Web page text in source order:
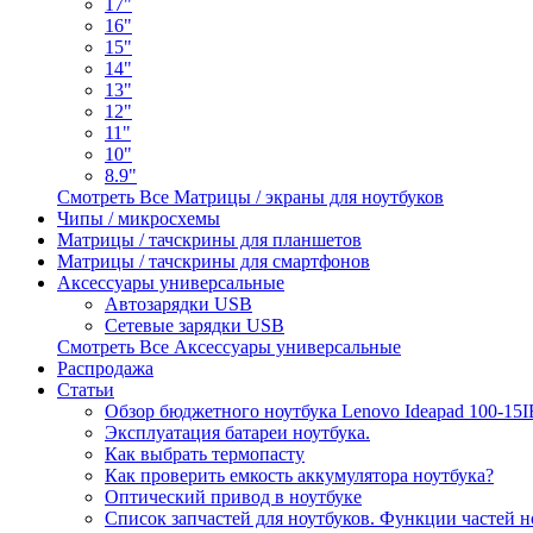
17"
16"
15"
14"
13"
12"
11"
10"
8.9"
Смотреть Все Матрицы / экраны для ноутбуков
Чипы / микросхемы
Матрицы / тачскрины для планшетов
Матрицы / тачскрины для смартфонов
Аксессуары универсальные
Автозарядки USB
Сетевые зарядки USB
Смотреть Все Аксессуары универсальные
Распродажа
Статьи
Обзор бюджетного ноутбука Lenovo Ideapad 100-
Эксплуатация батареи ноутбука.
Как выбрать термопасту
Как проверить емкость аккумулятора ноутбука?
Оптический привод в ноутбуке
Список запчастей для ноутбуков. Функции частей